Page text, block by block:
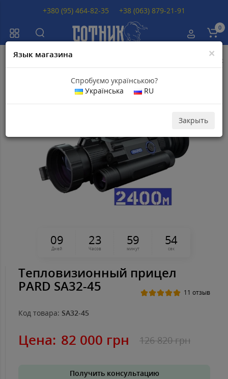
0
Тепловизионные прицелы PARD
×
Язык магазина
Спробуємо українською?
Українська
RU
Закрыть
09
Дней
23
Часов
59
минут
54
сек
Тепловизионный прицел
PARD SA32-45 11 отзыв
Код товара: SA32-45
Цена: 82 000 грн 126 820 грн
Получить консультацию
+380 (95) 464-82-35 +38 (063) 879-21-91